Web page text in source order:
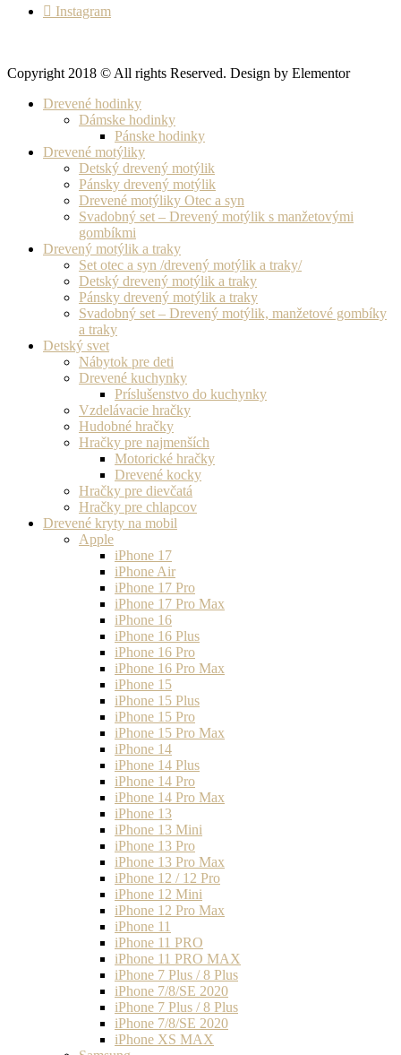
Instagram
Copyright 2018 © All rights Reserved. Design by Elementor
Drevené hodinky
Dámske hodinky
Pánske hodinky
Drevené motýliky
Detský drevený motýlik
Pánsky drevený motýlik
Drevené motýliky Otec a syn
Svadobný set – Drevený motýlik s manžetovými
gombíkmi
Drevený motýlik a traky
Set otec a syn /drevený motýlik a traky/
Detský drevený motýlik a traky
Pánsky drevený motýlik a traky
Svadobný set – Drevený motýlik, manžetové gombíky
a traky
Detský svet
Nábytok pre deti
Drevené kuchynky
Príslušenstvo do kuchynky
Vzdelávacie hračky
Hudobné hračky
Hračky pre najmenších
Motorické hračky
Drevené kocky
Hračky pre dievčatá
Hračky pre chlapcov
Drevené kryty na mobil
Apple
iPhone 17
iPhone Air
iPhone 17 Pro
iPhone 17 Pro Max
iPhone 16
iPhone 16 Plus
iPhone 16 Pro
iPhone 16 Pro Max
iPhone 15
iPhone 15 Plus
iPhone 15 Pro
iPhone 15 Pro Max
iPhone 14
iPhone 14 Plus
iPhone 14 Pro
iPhone 14 Pro Max
iPhone 13
iPhone 13 Mini
iPhone 13 Pro
iPhone 13 Pro Max
iPhone 12 / 12 Pro
iPhone 12 Mini
iPhone 12 Pro Max
iPhone 11
iPhone 11 PRO
iPhone 11 PRO MAX
iPhone 7 Plus / 8 Plus
iPhone 7/8/SE 2020
iPhone 7 Plus / 8 Plus
iPhone 7/8/SE 2020
iPhone XS MAX